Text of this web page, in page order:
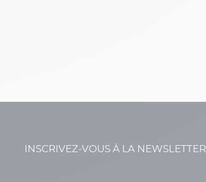
INSCRIVEZ-VOUS À LA NEWSLETTER